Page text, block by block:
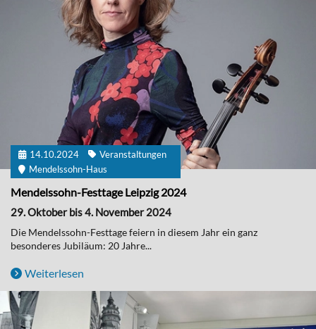
14.10.2024
Veranstaltungen
Mendelssohn-Haus
Mendelssohn-Festtage Leipzig 2024
29. Oktober bis 4. November 2024
Die Mendelssohn-Festtage feiern in diesem Jahr ein ganz
besonderes Jubiläum: 20 Jahre...
Weiterlesen